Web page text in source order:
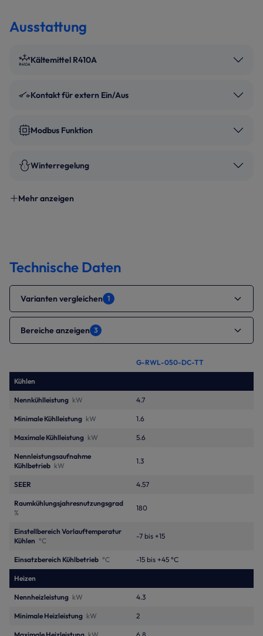
Ausstattung
Kältemittel R410A
Kontakt für extern Ein/Aus
Modbus Funktion
Winterregelung
Mehr anzeigen
Technische Daten
Varianten vergleichen 1
Bereiche anzeigen 3
G-RWL-050-DC-TT
Kühlen
Nennkühlleistung kW 4.7
Minimale Kühlleistung kW 1.6
Maximale Kühlleistung kW 5.6
Nennleistungsaufnahme
Kühlbetrieb kW
1.3
SEER 4.57
Raumkühlungsjahresnutzungsgrad
%
180
Einstellbereich Vorlauftemperatur
Kühlen °C
-7 bis +15
Einsatzbereich Kühlbetrieb °C -15 bis +45 °C
Heizen
Nennheizleistung kW 4.3
Minimale Heizleistung kW 2